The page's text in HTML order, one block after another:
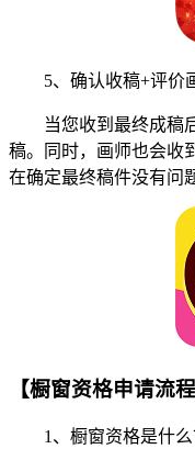
5、确认收稿+评价
当您收到最终成稿后
稿。同时，画师也会收
在确定最终稿件没有问
【橱窗资格申请流
1、橱窗资格是什么